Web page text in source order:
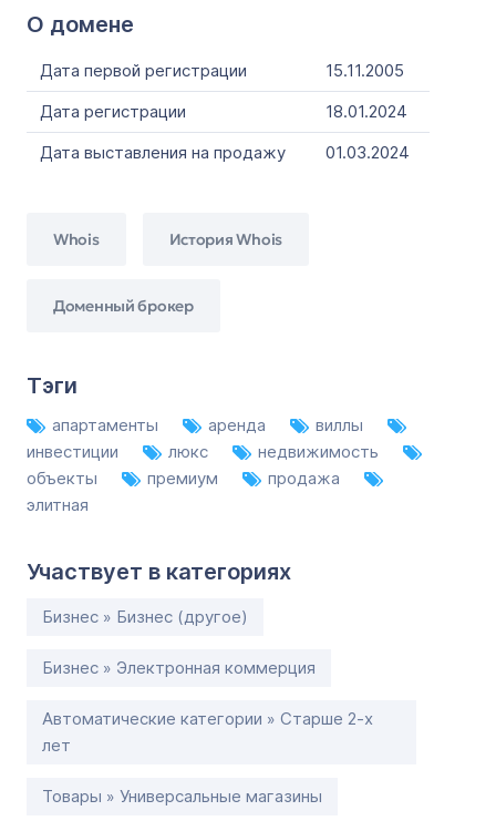
О домене
Дата первой регистрации
15.11.2005
Дата регистрации
18.01.2024
Дата выставления на продажу
01.03.2024
Whois История Whois
Доменный брокер
Тэги
апартаменты аренда
виллы
инвестиции
люкс
недвижимость
объекты
премиум
продажа
элитная
Участвует в категориях
Бизнес » Бизнес (другое)
Бизнес » Электронная коммерция
Автоматические категории » Старше 2-х
лет
Товары » Универсальные магазины